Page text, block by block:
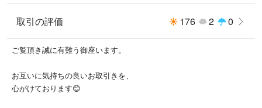
取引の評価 176 2 0
ご覧頂き誠に有難う御座います。
お互いに気持ちの良いお取引きを、
心がけております😊